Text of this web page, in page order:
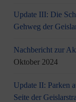
Update III: Die
Gehweg der
Nachbericht zur
Oktober 2024
Update II: Parken
Seite der